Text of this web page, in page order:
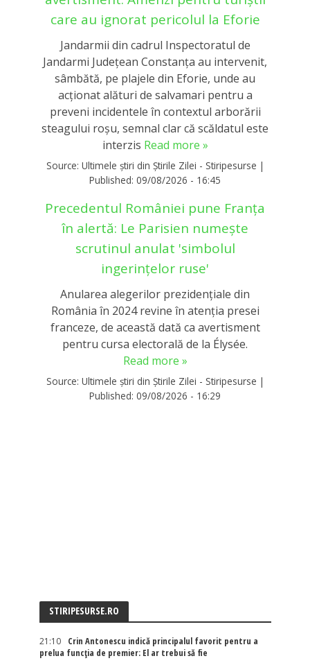
care au ignorat pericolul la Eforie
Jandarmii din cadrul Inspectoratul de
Jandarmi Județean Constanța au intervenit,
sâmbătă, pe plajele din Eforie, unde au
acționat alături de salvamari pentru a
preveni incidentele în contextul arborării
steagului roșu, semnal clar că scăldatul este
interzis Read more »
Source: Ultimele știri din Știrile Zilei - Stiripesurse |
Published: 09/08/2026 - 16:45
Precedentul României pune Franța
în alertă: Le Parisien numește
scrutinul anulat 'simbolul
ingerințelor ruse'
Anularea alegerilor prezidențiale din
România în 2024 revine în atenția presei
franceze, de această dată ca avertisment
pentru cursa electorală de la Élysée.
Read more »
Source: Ultimele știri din Știrile Zilei - Stiripesurse |
Published: 09/08/2026 - 16:29
STIRIPESURSE.RO
21:10
Crin Antonescu indică principalul favorit pentru a
prelua funcția de premier: El ar trebui să fie